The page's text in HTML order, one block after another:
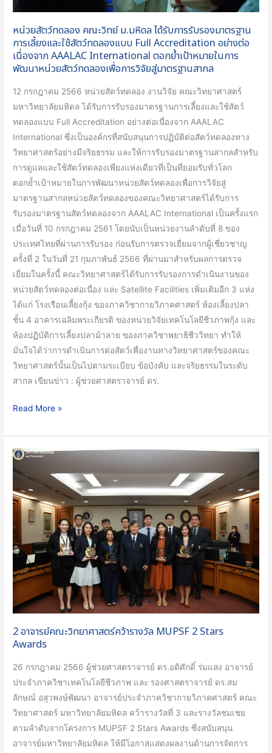
หน่วยสัตว์ทดลอง คณะวิทย์ ม.มหิดล ได้รับการรับรองมาตรฐาน
การเลี้ยงและใช้สัตว์ทดลองแบบ Full Accreditation อย่างต่อ
เนื่องจาก AAALAC International ตอกย้ำเป้าหมายในการ
พัฒนาหน่วยสัตว์ทดลองเพื่อการวิจัยสู่มาตรฐานสากล
12 กรกฎาคม 2566 หน่วยสัตว์ทดลอง งานวิจัย คณะวิทยาศาสตร์
มหาวิทยาลัยมหิดล ได้รับการรับรองมาตรฐานการเลี้ยงและใช้สัตว์
ทดลองแบบ Full Accreditation อย่างต่อเนื่องจาก AAALAC
International ซึ่งเป็นองค์กรที่สนับสนุนการปฏิบัติต่อสัตว์ทดลองทาง
วิทยาศาสตร์อย่างมีจริยธรรม และให้การรับรองมาตรฐานสากลสำหรับ
การดูแลและใช้สัตว์ทดลองเพียงแห่งเดียวที่เป็นที่ยอมรับทั่วโลก
ตอกย้ำเป้าหมายในการพัฒนาหน่วยสัตว์ทดลองเพื่อการวิจัยสู่
มาตรฐานสากลหน่วยสัตว์ทดลองของคณะวิทยาศาสตร์ได้รับการ
รับรองมาตรฐานสัตว์ทดลองจาก AAALAC International เป็นครั้งแรก
เมื่อวันที่ 10 กรกฎาคม 2561 โดยนับเป็นหน่วยงานลำดับที่ 8 ของ
ประเทศไทยที่ผ่านการรับรอง ก่อนรับการตรวจเยี่ยมจากผู้เชี่ยวชาญ
ครั้งที่ 2 ในวันที่ 21 กุมภาพันธ์ 2566 ที่ผ่านมาสำหรับผลการตรวจ
เยี่ยมในครั้งนี้ คณะวิทยาศาสตร์ได้รับการรับรองการดำเนินงานของ
หน่วยสัตว์ทดลองต่อเนื่อง และ Satellite Facilities เพิ่มเติมอีก 3 แห่ง
ได้แก่ โรงเรือนเลี้ยงกุ้ง ของภาควิชากายวิภาคศาสตร์ ห้องเลี้ยงปลา
ชั้น 4 อาคารเฉลิมพระเกียรติ ของหน่วยวิจัยเทคโนโลยีชีวภาพกุ้ง และ
ห้องปฏิบัติการเลี้ยงปลาม้าลาย ของภาควิชาพยาธิชีววิทยา ทำให้
มั่นใจได้ว่าการดำเนินการต่อสัตว์เพื่องานทางวิทยาศาสตร์ของคณะ
วิทยาศาสตร์นั้นเป็นไปตามระเบียบ ข้อบังคับ และจริยธรรมในระดับ
สากล เขียนข่าว : ผู้ช่วยศาสตราจารย์ ดร.
เลี้ยง
และ
ใช้
ทดลอง
แบบ
Full
Accreditation
อย่าง
ต่อ
เนื่องจาก
AAALAC
International
ตอกย้ำ
เป้า
หมาย
ใน
การ
พัฒนา
หน่วย
สัตว์
ทดลอง
เพื่อ
การ
สากล
Read More »
2 อาจารย์คณะวิทยาศาสตร์คว้ารางวัล MUPSF 2 Stars
Awards
26 กรกฎาคม 2566 ผู้ช่วยศาสตราจารย์ ดร.อดิศักดิ์ ร่มแสง อาจารย์
ประจำภาควิชาเทคโนโลยีชีวภาพ และ รองศาสตราจารย์ ดร.สม
ลักษณ์ อสุวพงษ์พัฒนา อาจารย์ประจำภาควิชากายวิภาคศาสตร์ คณะ
วิทยาศาสตร์ มหาวิทยาลัยมหิดล คว้ารางวัลที่ 3 และรางวัลชมเชย
ตามลำดับจากโครงการ MUPSF 2 Stars Awards ซึ่งสนับสนุน
อาจารย์มหาวิทยาลัยมหิดล ให้มีโอกาสแสดงผลงานด้านการจัดการ
2
อาจารย์
วิทยาศาสตร์
คว้า
รางวัล
MUPSF
Stars
Awards